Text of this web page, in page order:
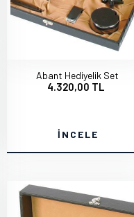
Abant Hediyelik Set
4.320,00 TL
İNCELE